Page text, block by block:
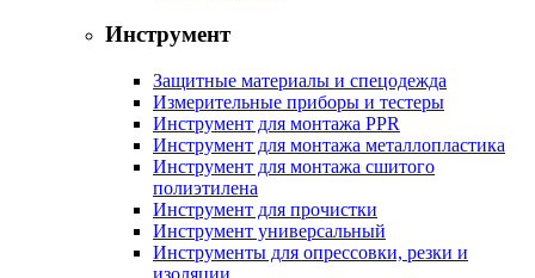
Инструмент
Защитные материалы и спецодежда
Измерительные приборы и тестеры
Инструмент для монтажа PPR
Инструмент для монтажа металлопластика
Инструмент для монтажа сшитого
полиэтилена
Инструмент для прочистки
Инструмент универсальный
Инструменты для опрессовки, резки и
изоляции